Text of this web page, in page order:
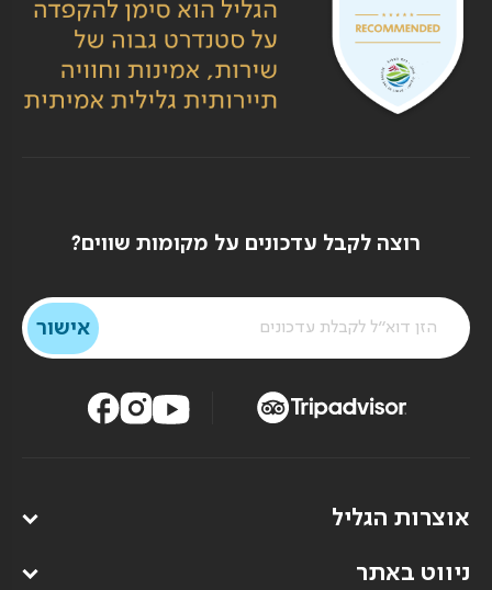
רוצה לקבל עדכונים על מקומות שווים?
אוצרות הגליל
ניווט באתר